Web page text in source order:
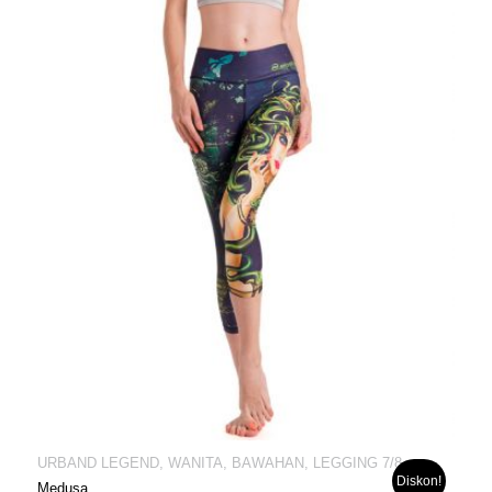
URBAND LEGEND, WANITA, BAWAHAN, LEGGING 7/8
Medusa
Diskon!